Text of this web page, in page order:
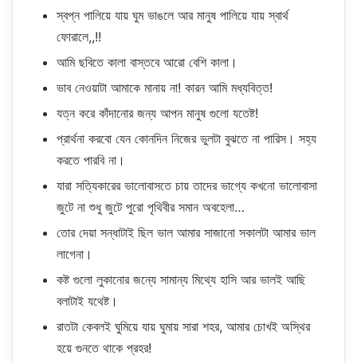
স্বপ্ন পালিয়ে যায় ঘুম ভাঙলে আর মানুষ পালিয়ে যায় স্বার্থ
ফোরালে,,!!
আমি ছবিতে কালা বাস্তবে আরো বেশি কালা।
ভাব নেওয়াটা আমাকে মানায় না! কারন আমি মধ্যবিত্ত!
যত্ন করে কাঁদানোর জন্য আপন মানুষ গুলো যতেষ্ট!
প্রার্থনা করবো যেন কোনদিন নিজের ভুলটা বুঝতে না পারিস। সহ্য
করতে পারবি না।
যারা সত্যিকারের ভালোবাসতে চায় তাদের ভাগ্যে কখনো ভালোবাসা
জুটে না শুধু জুটে পুরো পৃথিবীর সমান অবহেলা…
তোর দেয়া সন্ধাটাই ছিল ভাল আমার সাজানো সকালটা আমার ভাল
লাগেনা।
কষ্ট গুলো লুকানোর জন্যে সামান্য মিথ্যে হাসি আর ভালই আছি
বলাটাই যথেষ্ট।
রাতটা কেবলই ঘুমিয়ে যায় ঘুমায় সারা শহর, আমার চোখই অস্থির
হয়ে গুনতে থাকে প্রহর!